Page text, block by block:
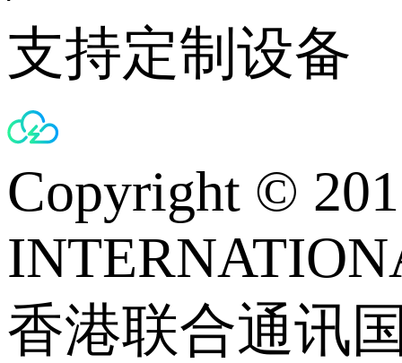
支持定制设备
Copyright ©
香港联合通讯